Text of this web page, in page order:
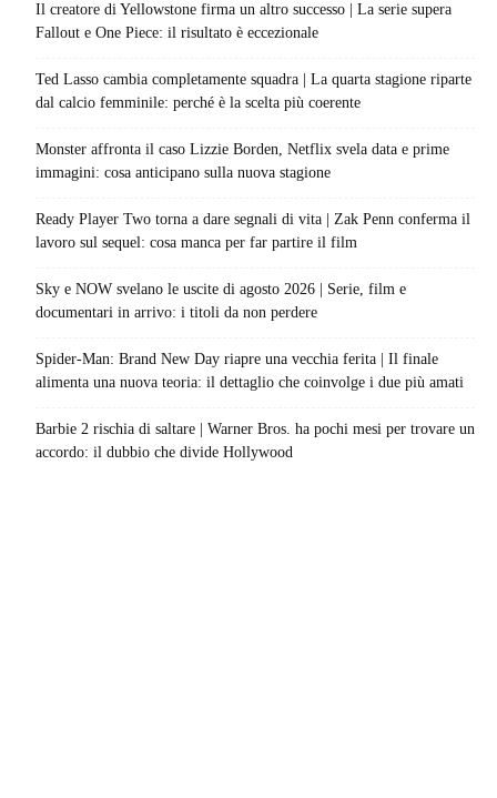
Il creatore di Yellowstone firma un altro successo | La serie supera
Fallout e One Piece: il risultato è eccezionale
Ted Lasso cambia completamente squadra | La quarta stagione riparte
dal calcio femminile: perché è la scelta più coerente
Monster affronta il caso Lizzie Borden, Netflix svela data e prime
immagini: cosa anticipano sulla nuova stagione
Ready Player Two torna a dare segnali di vita | Zak Penn conferma il
lavoro sul sequel: cosa manca per far partire il film
Sky e NOW svelano le uscite di agosto 2026 | Serie, film e
documentari in arrivo: i titoli da non perdere
Spider-Man: Brand New Day riapre una vecchia ferita | Il finale
alimenta una nuova teoria: il dettaglio che coinvolge i due più amati
Barbie 2 rischia di saltare | Warner Bros. ha pochi mesi per trovare un
accordo: il dubbio che divide Hollywood